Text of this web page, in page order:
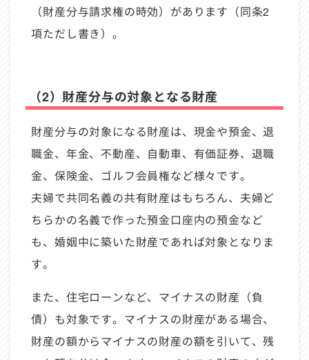
（財産分与請求権の時効）があります（同条2
項ただし書き）。
（2）財産分与の対象となる財産
財産分与の対象になる財産は、現金や預金、退
職金、年金、不動産、自動車、有価証券、退職
金、保険金、ゴルフ会員権など様々です。
夫婦で共同名義の共有財産はもちろん、夫婦ど
ちらかの名義で作った預金口座内の預金など
も、婚姻中に築いた財産であれば対象となりま
す。
また、住宅ローンなど、マイナスの財産（負
債）も対象です。マイナスの財産がある場合、
財産の額からマイナスの財産の額を引いて、残